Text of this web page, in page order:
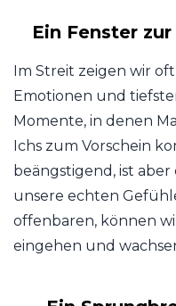
Ein Fenster
Im Streit zeigen wir
Emotionen und
Momente, in denen
Ichs zum Vorschein
beängstigend, ist
unsere echten
offenbaren, können
eingehen und